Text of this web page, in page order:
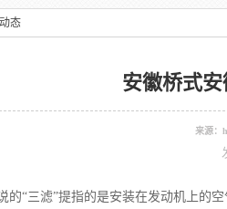
态
安徽桥式
来源：
的“三滤”提指的是安装在发动机上的